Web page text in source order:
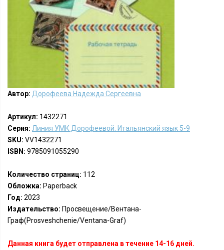
Автор: Дорофеева Надежда Сергеевна
Артикул: 1432271
Серия: Линия УМК Дорофеевой. Итальянский язык 5-9
SKU: VV1432271
ISBN: 9785091055290
Количество страниц: 112
Обложка: Paperback
Год: 2023
Издательство: Просвещение/Вентана-
Граф(Prosveshchenie/Ventana-Graf)
Данная книга будет отправлена в течение 14-16 дней.